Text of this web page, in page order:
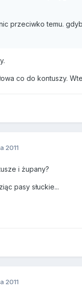
przeciwko temu.
co do kontuszy.
2011
i żupany?
pasy słuckie...
2011